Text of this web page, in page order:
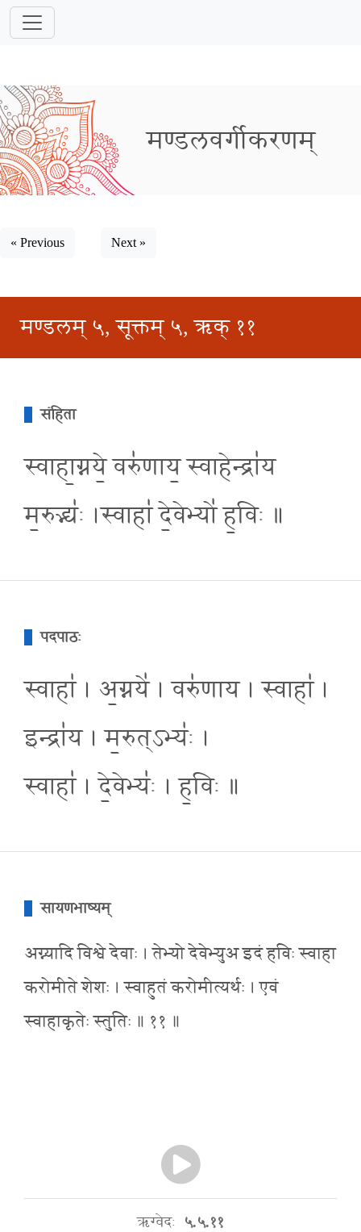
मण्डलवर्गीकरणम्
« Previous Next »
मण्डलम् ५, सूक्तम् ५, ऋक् ११
संहिता
स्वाहा॒ग्नये॒ वरु॑णाय॒ स्वाहेन्द्रा॑य
म॒रुद्भ्य॑ः ।स्वाहा॑ दे॒वेभ्यो॑ ह॒विः ॥
पदपाठः
स्वाहा॑ । अ॒ग्नये॑ । वरु॑णाय । स्वाहा॑ ।
इन्द्रा॑य । म॒रुत्ऽभ्यः॑ ।
स्वाहा॑ । दे॒वेभ्यः॑ । ह॒विः ॥
सायणभाष्यम्
अग्न्यादि विश्वे देवाः । तेभ्यो देवेभ्युअ इदं हविः स्वाहा
करोमीते शेशः । स्वाहुतं करोमीत्यर्थः । एवं
स्वाहाकृतेः स्तुतिः ॥ ११ ॥
ऋग्वेदः ५.५.११